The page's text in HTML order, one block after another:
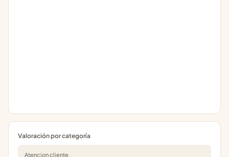
Valoración por categoría
Atencion cliente